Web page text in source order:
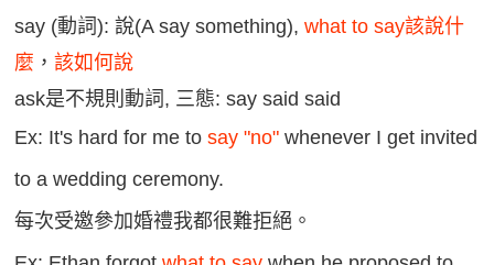
say (動詞): 說(A say something),what to say該說什
麼 ，該如何說
ask是不規則動詞, 三態: say said said
Ex: It's hard for me to say "no" whenever I get invited
to a wedding ceremony.
每次受邀參加婚禮我都很難拒絕。